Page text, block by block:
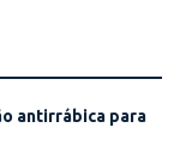
antirrábica para